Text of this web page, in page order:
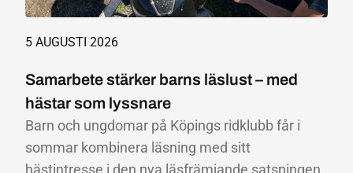
5 AUGUSTI 2026
Samarbete stärker barns läslust – med
hästar som lyssnare
Barn och ungdomar på Köpings ridklubb får i
sommar kombinera läsning med sitt
hästintresse i den nya läsfrämjande satsningen